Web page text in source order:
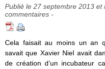
Publié le 27 septembre 2013
commentaires -
Cela faisait au moins un an
savait que Xavier Niel avait
de création d’un incubateur